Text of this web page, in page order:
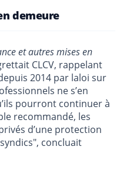
demeure
et autres mises en
CLCV, rappelant
2014 par laloi sur
ne s’en
pourront continuer à
recommandé, les
d’une protection
concluait